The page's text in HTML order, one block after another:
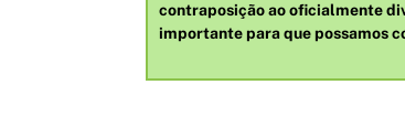
contraposição ao oficialmente
importante para que possamos